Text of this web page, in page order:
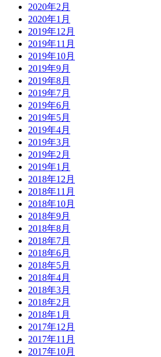
2020年2月
2020年1月
2019年12月
2019年11月
2019年10月
2019年9月
2019年8月
2019年7月
2019年6月
2019年5月
2019年4月
2019年3月
2019年2月
2019年1月
2018年12月
2018年11月
2018年10月
2018年9月
2018年8月
2018年7月
2018年6月
2018年5月
2018年4月
2018年3月
2018年2月
2018年1月
2017年12月
2017年11月
2017年10月